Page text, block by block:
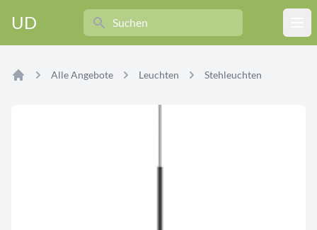
UD
Search
Alle Angebote Leuchten Stehleuchten